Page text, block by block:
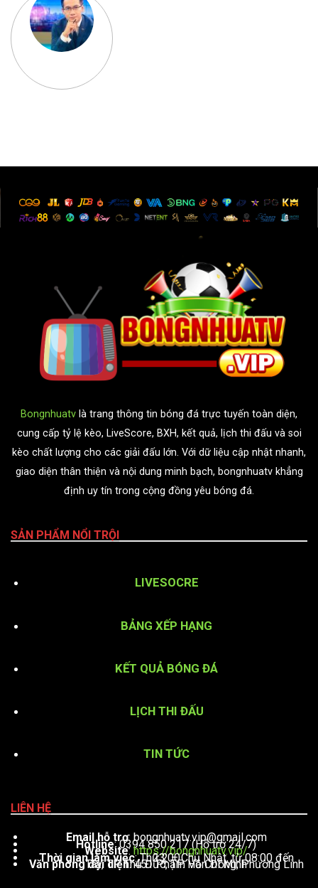
Bongnhuatv là trang thông tin bóng đá trực tuyến toàn diện,
cung cấp tỷ lệ kèo, LiveScore, BXH, kết quả, lịch thi đấu và soi
kèo chất lượng cho các giải đấu lớn. Với dữ liệu cập nhật nhanh,
giao diện thân thiện và nội dung minh bạch, bongnhuatv khẳng
định uy tín trong cộng đồng yêu bóng đá.
SẢN PHẨM NỔI TRỘI
LIVESOCRE
BẢNG XẾP HẠNG
KẾT QUẢ BÓNG ĐÁ
LỊCH THI ĐẤU
TIN TỨC
LIÊN HỆ
Email hỗ trợ:bongnhuatv.vip@gmail.com
Hotline: 0394 850 217 (Hỗ trợ 24/7)
Website:https://bongnhuatv.vip/
Thời gian làm việc : Thứ 2 – Chủ Nhật, từ 08:00 đến 23:00
Văn phòng đại diện: 451 Phạm Văn Đồng, Phường Linh Tây, TP. Thủ Đức, TP. Hồ Chí Minh